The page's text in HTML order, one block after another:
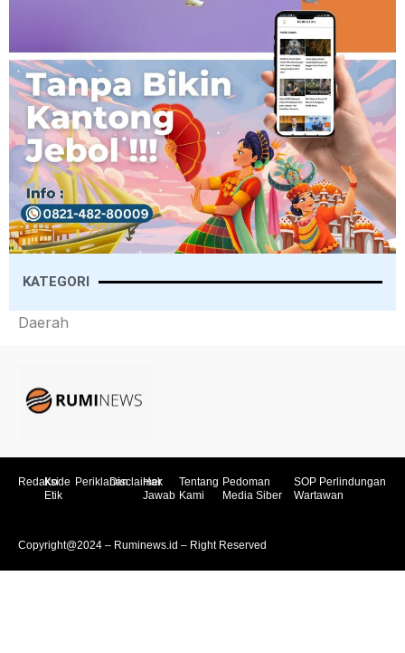
KATEGORI
Daerah
RedaksiKode
Etik
PeriklananDisclaimer
Hak
Jawab
Tentang
Kami
Pedoman
Media Siber
SOP Perlindungan
Wartawan
Copyright@2024 – Ruminews.id – Right Reserved